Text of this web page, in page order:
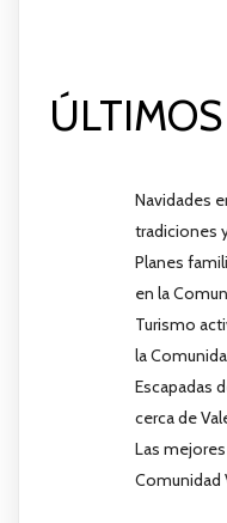
Navidades
tradiciones
Planes
en la
Turismo
la
Escapadas
cerca de
Las
Comunidad